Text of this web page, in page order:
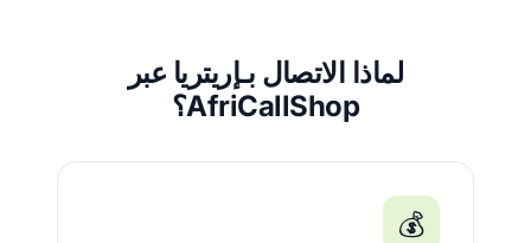
لماذا الاتصال بـإريتريا عبر
AfriCallShop؟
💰